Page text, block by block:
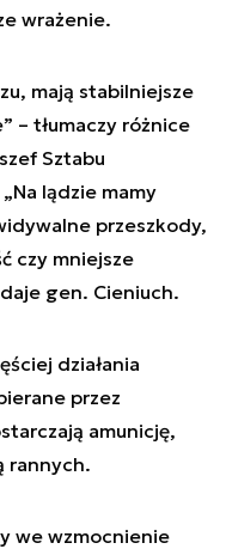
wrażenie.
mają stabilniejsze
– tłumaczy różnice
Sztabu
lądzie mamy
przeszkody,
czy mniejsze
gen. Cieniuch.
działania
przez
amunicję,
rannych.
we wzmocnienie